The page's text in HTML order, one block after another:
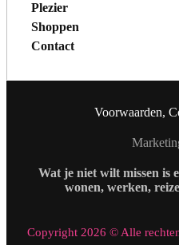
Plezier
Shoppen
Contact
Voorwaarden,
Wat je niet wilt missen is
wonen, werken,
Copyright 2026 © Alle